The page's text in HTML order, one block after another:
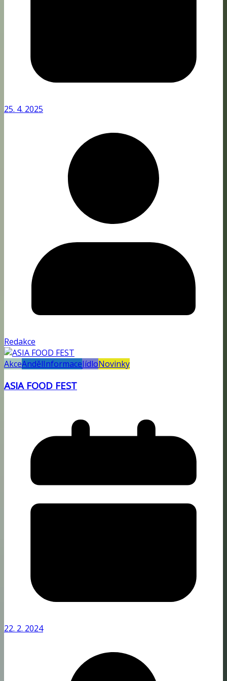
25. 4. 2025
Redakce
AkceAndělInformaceJídloNovinky
ASIA FOOD FEST
22. 2. 2024